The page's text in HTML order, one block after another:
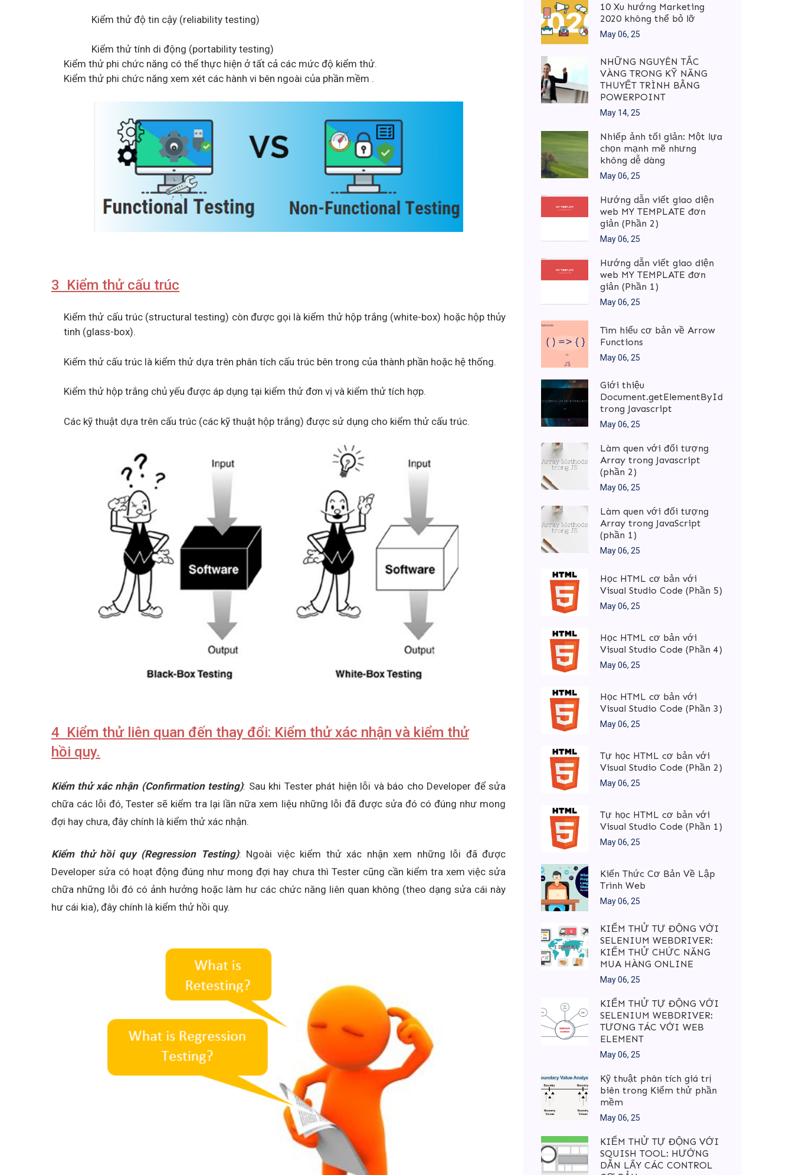
Kiểm thử độ tin cậy (reliability testing)
Kiểm thử tính di động (portability testing)
Kiểm thử phi chức năng có thể thực hiện ở tất cả các mức độ kiểm thử.
Kiểm thử phi chức năng xem xét các hành vi bên ngoài của phần mềm .
3 Kiểm thử cấu trúc
Kiểm thử cấu trúc (structural testing) còn được gọi là kiểm thử hộp trắng (white-box) hoặc hộp thủy
tinh (glass-box).
Kiểm thử cấu trúc là kiểm thử dựa trên phân tích cấu trúc bên trong của thành phần hoặc hệ thống.
Kiểm thử hộp trắng chủ yếu được áp dụng tại kiểm thử đơn vị và kiểm thử tích hợp.
Các kỹ thuật dựa trên cấu trúc (các kỹ thuật hộp trắng) được sử dụng cho kiểm thử cấu trúc.
4 Kiểm thử liên quan đến thay đổi: Kiểm thử xác nhận và kiểm thử
hồi quy.
Kiểm thử xác nhận (Confirmation testing): Sau khi Tester phát hiện lỗi và báo cho Developer để sửa
chữa các lỗi đó, Tester sẽ kiểm tra lại lần nữa xem liệu những lỗi đã được sửa đó có đúng như mong
đợi hay chưa, đây chính là kiểm thử xác nhận.
Kiểm thử hồi quy (Regression Testing): Ngoài việc kiểm thử xác nhận xem những lỗi đã được
Developer sửa có hoạt động đúng như mong đợi hay chưa thì Tester cũng cần kiểm tra xem việc sửa
chữa những lỗi đó có ảnh hưởng hoặc làm hư các chức năng liên quan không (theo dạng sửa cái này
hư cái kia), đây chính là kiểm thử hồi quy.
10 Xu hướng Marketing
2020 không thể bỏ lỡ
May 06, 25
NHỮNG NGUYÊN TẮC
VÀNG TRONG KỸ NĂNG
THUYẾT TRÌNH BẰNG
POWERPOINT
May 14, 25
Nhiếp ảnh tối giản: Một lựa
chọn mạnh mẽ nhưng
không dễ dàng
May 06, 25
Hướng dẫn viết giao diện
web MY TEMPLATE đơn
giản (Phần 2)
May 06, 25
Hướng dẫn viết giao diện
web MY TEMPLATE đơn
giản (Phần 1)
May 06, 25
Tìm hiểu cơ bản về Arrow
Functions
May 06, 25
Giới thiệu
Document.getElementById
trong Javascript
May 06, 25
Làm quen với đối tượng
Array trong Javascript
(phần 2)
May 06, 25
Làm quen với đối tượng
Array trong JavaScript
(phần 1)
May 06, 25
Học HTML cơ bản với
Visual Studio Code (Phần 5)
May 06, 25
Học HTML cơ bản với
Visual Studio Code (Phần 4)
May 06, 25
Học HTML cơ bản với
Visual Studio Code (Phần 3)
May 06, 25
Tự học HTML cơ bản với
Visual Studio Code (Phần 2)
May 06, 25
Tự học HTML cơ bản với
Visual Studio Code (Phần 1)
May 06, 25
Kiến Thức Cơ Bản Về Lập
Trình Web
May 06, 25
KIỂM THỬ TỰ ĐỘNG VỚI
SELENIUM WEBDRIVER:
KIỂM THỬ CHỨC NĂNG
MUA HÀNG ONLINE
May 06, 25
KIỂM THỬ TỰ ĐỘNG VỚI
SELENIUM WEBDRIVER:
TƯƠNG TÁC VỚI WEB
ELEMENT
May 06, 25
Kỹ thuật phân tích giá trị
biên trong Kiểm thử phần
mềm
May 06, 25
KIỂM THỬ TỰ ĐỘNG VỚI
SQUISH TOOL: HƯỚNG
DẪN LẤY CÁC CONTROL